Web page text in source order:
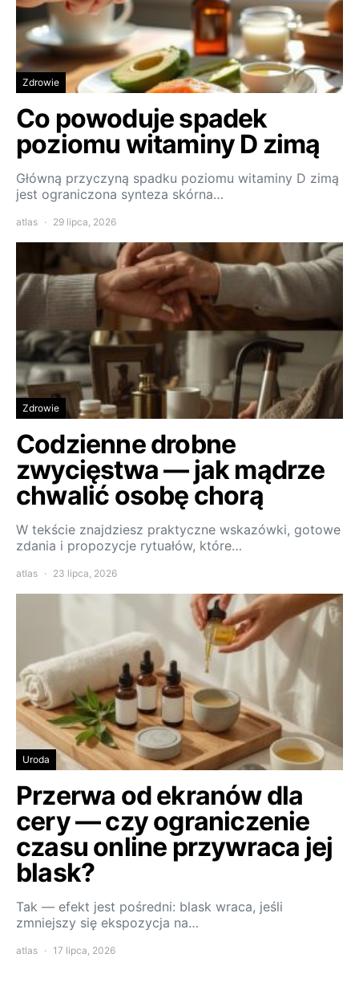
Zdrowie
Co powoduje spadek
poziomu witaminy D zimą
Główną przyczyną spadku poziomu witaminy D zimą
jest ograniczona synteza skórna…
atlas 29 lipca, 2026
Zdrowie
Codzienne drobne
zwycięstwa — jak mądrze
chwalić osobę chorą
W tekście znajdziesz praktyczne wskazówki, gotowe
zdania i propozycje rytuałów, które…
atlas 23 lipca, 2026
Uroda
Przerwa od ekranów dla
cery — czy ograniczenie
czasu online przywraca jej
blask?
Tak — efekt jest pośredni: blask wraca, jeśli
zmniejszy się ekspozycja na…
atlas 17 lipca, 2026